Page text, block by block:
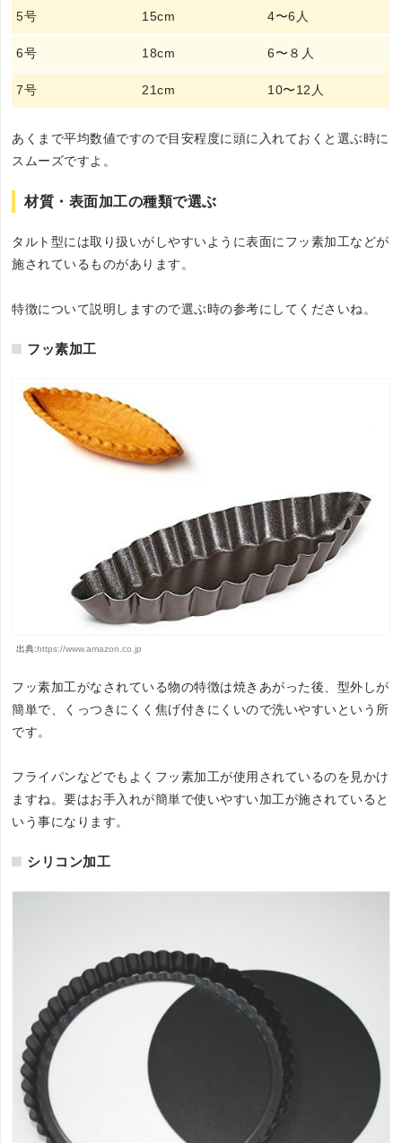
5号 15cm 4〜6人
6号 18cm 6〜８人
7号 21cm 10〜12人
あくまで平均数値ですので目安程度に頭に入れておくと選ぶ時に
スムーズですよ。
材質・表面加工の種類で選ぶ
タルト型には取り扱いがしやすいように表面にフッ素加工などが
施されているものがあります。
特徴について説明しますので選ぶ時の参考にしてくださいね。
フッ素加工
出典:https://www.amazon.co.jp
フッ素加工がなされている物の特徴は焼きあがった後、型外しが
簡単で、くっつきにくく焦げ付きにくいので洗いやすいという所
です。
フライパンなどでもよくフッ素加工が使用されているのを見かけ
ますね。要はお手入れが簡単で使いやすい加工が施されていると
いう事になります。
シリコン加工